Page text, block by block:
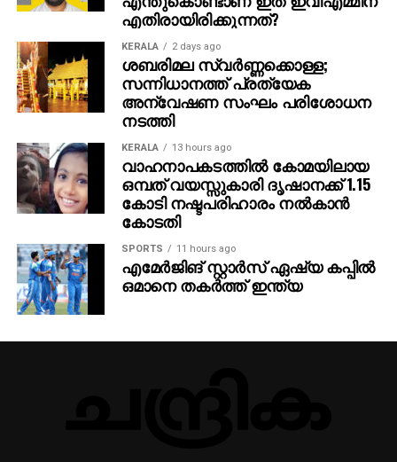
എസ്‌ഐആര്‍ ധൃതിപിടിച്ച് നടപ്പിലാക്കണമെന്ന കേന്ദ്ര
തെരഞ്ഞെടുപ്പ് കമ്മീഷന്റെ പിടിവാശി ബിജെപിയെ
സഹായിക്കാനാണ്. അതിനിടെയാണ് എസ് ഐ ആര്‍
മറയാക്കി സിപിഎം കള്ളവോട്ട് ചേര്‍ക്കലും, വോട്ടു
നിഷേധിക്കലും നടത്തുന്നത്. ബിജെപിയെപ്പോലെ
സിപിഎമ്മിന്റെ കപട മതേതരവാദവും ജനാധിപത്യ
സംവിധാനത്തിന് ശാപമാണ്. രാഷ്ട്രീപക്ഷപാത
നിലപാടിന്റെ പേരില്‍ സിപിഎമ്മിന്റെ ഭീഷണിയാണ്
പയ്യന്നൂരില്‍ ബിഎല്‍ഒയുടെ ആത്മഹത്യയ്ക്ക്
കാരണമെന്നും കെസി വേണുഗോപാല്‍ പറഞ്ഞു.
എതിരായിരിക്കുന്നത്?
KERALA 2 days ago
ശബരിമല സ്വര്‍ണ്ണക്കൊള്ള;
സന്നിധാനത്ത് പ്രത്യേക
അന്വേഷണ സംഘം പരിശോധന
നടത്തി
KERALA 13 hours ago
വാഹനാപകടത്തില്‍ കോമയിലായ
ഒമ്പത് വയസ്സുകാരി ദൃഷാനക്ക് 1.15
കോടി നഷ്ടപരിഹാരം നല്‍കാന്‍
കോടതി
SPORTS 11 hours ago
എമേര്‍ജിങ് സ്റ്റാര്‍സ് ഏഷ്യ കപ്പില്‍
ഒമാനെ തകര്‍ത്ത് ഇന്ത്യ